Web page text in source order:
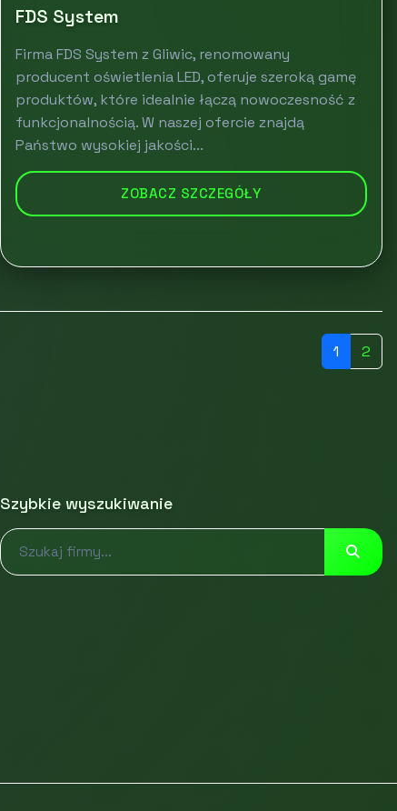
FDS System
Firma FDS System z Gliwic, renomowany
producent oświetlenia LED, oferuje szeroką gamę
produktów, które idealnie łączą nowoczesność z
funkcjonalnością. W naszej ofercie znajdą
Państwo wysokiej jakości...
ZOBACZ SZCZEGÓŁY
1 2
Szybkie wyszukiwanie